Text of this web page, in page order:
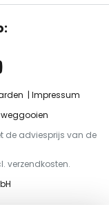
Impressum
de adviesprijs van de
verzendkosten.